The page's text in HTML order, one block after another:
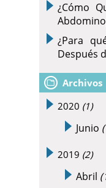
¿Cómo
¿Para
Después
Archivos
2020 (1)
Junio
2019 (2)
Abril